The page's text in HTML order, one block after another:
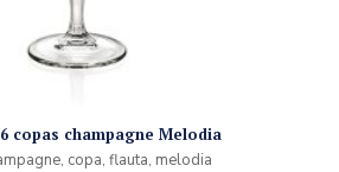
copas champagne Melodia
copa, flauta, melodia